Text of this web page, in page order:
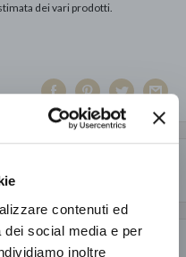
contenuti ed
dei social media e per
inoltre
dei vari prodotti.